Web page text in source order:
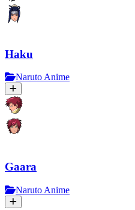
Haku
Naruto Anime
Gaara
Naruto Anime